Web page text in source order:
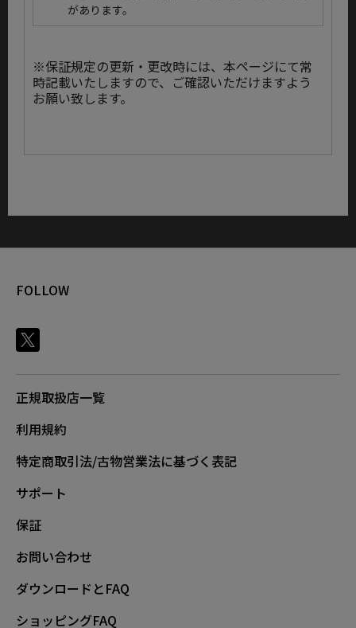
があります。
※保証規定の更新・更改時には、本ページにて常
時記載いたしますので、ご確認いただけますよう
お願い致します。
FOLLOW
正規取扱店一覧
利用規約
特定商取引法/古物営業法に基づく表記
サポート
保証
お問い合わせ
ダウンロードとFAQ
ショッピングFAQ